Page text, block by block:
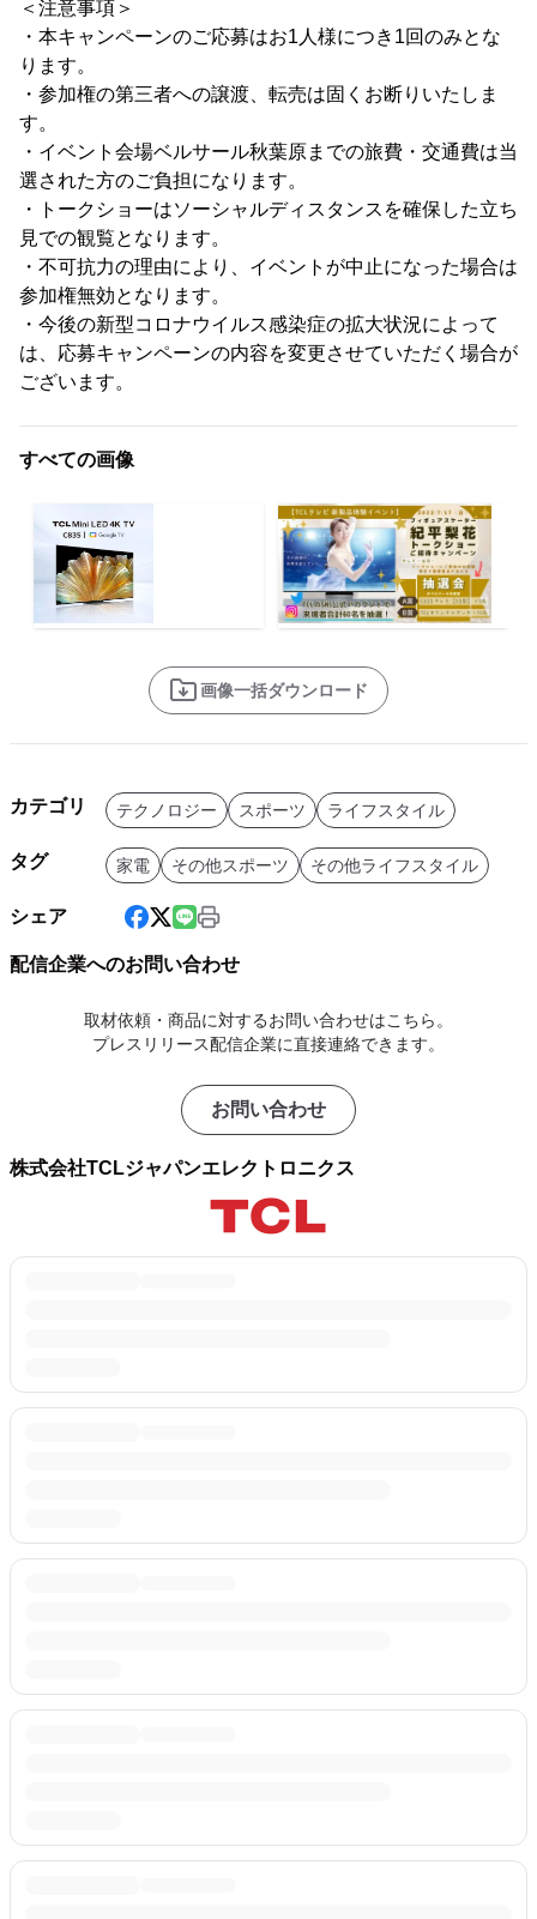
＜注意事項＞
・本キャンペーンのご応募はお1人様につき1回のみとな
ります。
・参加権の第三者への譲渡、転売は固くお断りいたしま
す。
・イベント会場ベルサール秋葉原までの旅費・交通費は当
選された方のご負担になります。
・トークショーはソーシャルディスタンスを確保した立ち
見での観覧となります。
・不可抗力の理由により、イベントが中止になった場合は
参加権無効となります。
・今後の新型コロナウイルス感染症の拡大状況によって
は、応募キャンペーンの内容を変更させていただく場合が
ございます。
すべての画像
画像一括ダウンロード
カテゴリ テクノロジー スポーツ ライフスタイル
タグ 家電 その他スポーツ その他ライフスタイル
シェア
配信企業へのお問い合わせ
取材依頼・商品に対するお問い合わせはこちら。
プレスリリース配信企業に直接連絡できます。
お問い合わせ
株式会社TCLジャパンエレクトロニクス